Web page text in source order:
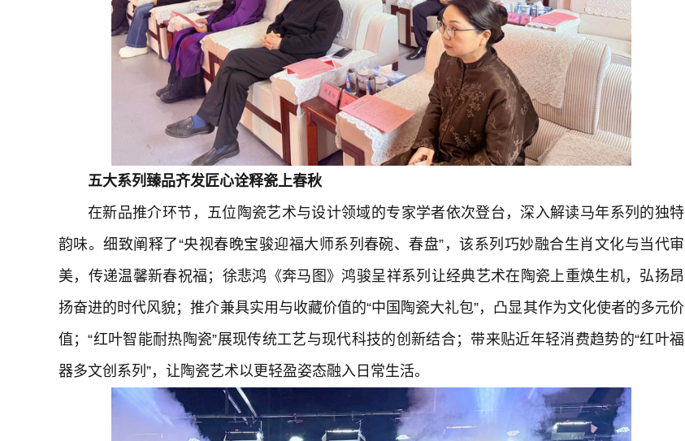
五大系列臻品齐发匠心诠释瓷上春秋
在新品推介环节，五位陶瓷艺术与设计领域的专家学者依次登台，深入解读马年系列的独特
韵味。细致阐释了“央视春晚宝骏迎福大师系列春碗、春盘”，该系列巧妙融合生肖文化与当代审
美，传递温馨新春祝福；徐悲鸿《奔马图》鸿骏呈祥系列让经典艺术在陶瓷上重焕生机，弘扬昂
扬奋进的时代风貌；推介兼具实用与收藏价值的“中国陶瓷大礼包”，凸显其作为文化使者的多元价
值；“红叶智能耐热陶瓷”展现传统工艺与现代科技的创新结合；带来贴近年轻消费趋势的“红叶福
器多文创系列”，让陶瓷艺术以更轻盈姿态融入日常生活。